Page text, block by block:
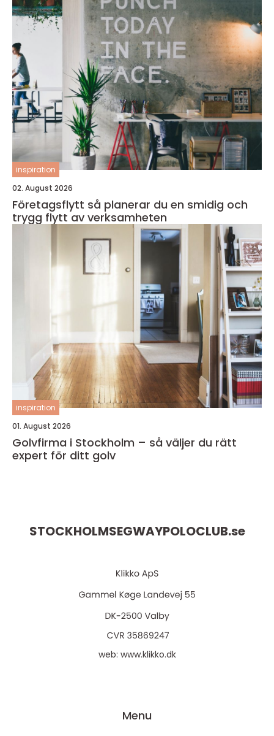
inspiration
02. August 2026
Företagsflytt så planerar du en smidig och
trygg flytt av verksamheten
inspiration
01. August 2026
Golvfirma i Stockholm – så väljer du rätt
expert för ditt golv
STOCKHOLMSEGWAYPOLOCLUB.se
web: www.klikko.dk
Menu